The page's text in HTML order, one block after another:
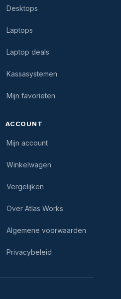
Desktops
Laptops
Laptop deals
Kassasystemen
Mijn favorieten
ACCOUNT
Mijn account
Winkelwagen
Vergelijken
Over Atlas Works
Algemene voorwaarden
Privacybeleid